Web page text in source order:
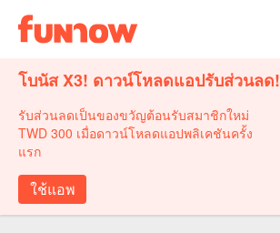
โบนัส X3! ดาวน์โหลดแอปรับส่วนลด!
รับส่วนลดเป็นของขวัญต้อนรับสมาชิกใหม่
TWD 300 เมื่อดาวน์โหลดแอปพลิเคชันครั้ง
แรก
ใช้แอพ